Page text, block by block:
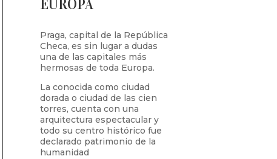
EUROPA
Praga, capital de la República
Checa, es sin lugar a dudas
una de las capitales más
hermosas de toda Europa.
La conocida como ciudad
dorada o ciudad de las cien
torres, cuenta con una
arquitectura espectacular y
todo su centro histórico fue
declarado patrimonio de la
humanidad